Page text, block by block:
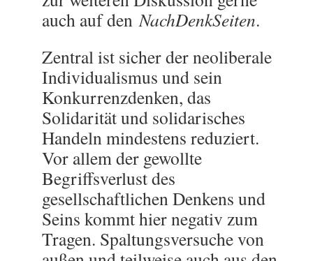
auch auf denNachDenkSeiten.
Zentral ist sicher der neoliberale
Individualismus und sein
Konkurrenzdenken, das
Solidarität und solidarisches
Handeln mindestens reduziert.
Vor allem der gewollte
Begriffsverlust des
gesellschaftlichen Denkens und
Seins kommt hier negativ zum
Tragen. Spaltungsversuche von